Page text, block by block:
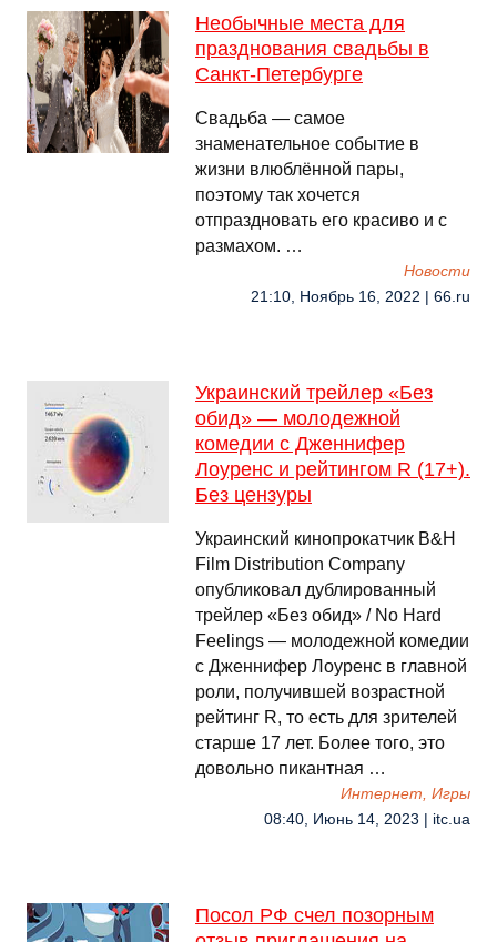
Необычные места для
празднования свадьбы в
Санкт-Петербурге
Свадьба — самое
знаменательное событие в
жизни влюблённой пары,
поэтому так хочется
отпраздновать его красиво и с
размахом. …
Новости
21:10, Ноябрь 16, 2022 | 66.ru
Украинский трейлер «Без
обид» — молодежной
комедии с Дженнифер
Лоуренс и рейтингом R (17+).
Без цензуры
Украинский кинопрокатчик B&H
Film Distribution Company
опубликовал дублированный
трейлер «Без обид» / No Hard
Feelings — молодежной комедии
с Дженнифер Лоуренс в главной
роли, получившей возрастной
рейтинг R, то есть для зрителей
старше 17 лет. Более того, это
довольно пикантная …
Интернет, Игры
08:40, Июнь 14, 2023 | itc.ua
Посол РФ счел позорным